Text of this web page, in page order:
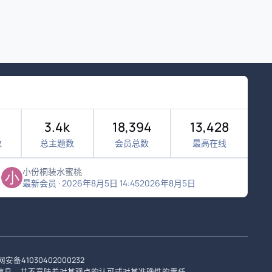
3.4k
总主题数
18,394
会员总数
13,428
最高在线
小份桐装水蜜桃
最新会员 ·2026年8月5日 14:452026年8月5日
安备41030402000232